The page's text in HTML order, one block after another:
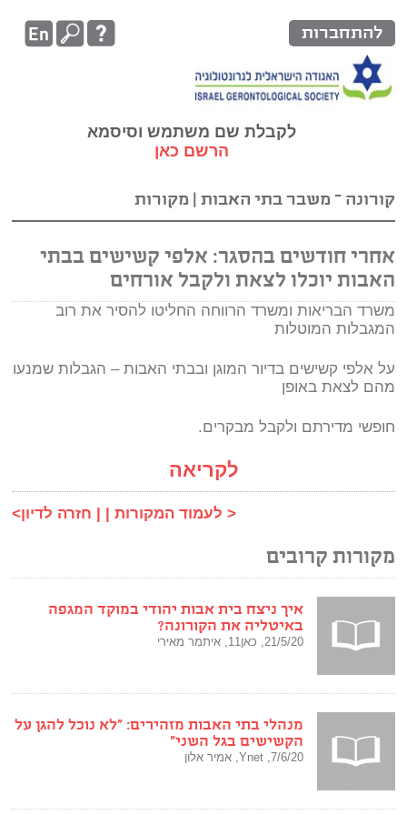
להתחברות
לקבלת שם משתמש וסיסמא
הרשם כאן
קורונה – משבר בתי האבות | מקורות
אחרי חודשים בהסגר: אלפי קשישים בבתי
האבות יוכלו לצאת ולקבל אורחים
משרד הבריאות ומשרד הרווחה החליטו להסיר את רוב
המגבלות המוטלות
על אלפי קשישים בדיור המוגן ובבתי האבות – הגבלות שמנעו
מהם לצאת באופן
חופשי מדירתם ולקבל מבקרים.
לקריאה
< לעמוד המקורות | | חזרה לדיון>
מקורות קרובים
איך ניצח בית אבות יהודי במוקד המגפה
באיטליה את הקורונה?
21/5/20, כאן11, איתמר מאירי
מנהלי בתי האבות מזהירים: "לא נוכל להגן על
הקשישים בגל השני"
7/6/20, Ynet, אמיר אלון